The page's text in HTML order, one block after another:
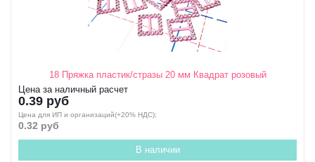
18 Пряжка пластик/стразы 20 мм Квадрат розовый
Цена за наличный расчет
0.39 руб
Цена для ИП и организаций(+20% НДС);
0.32 руб
В наличии